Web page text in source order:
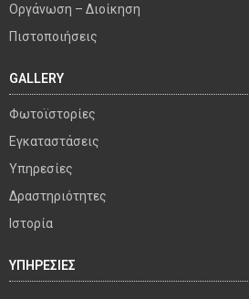
Οργάνωση – Διοίκηση
Πιστοποιήσεις
GALLERY
Φωτοϊστορίες
Εγκαταστάσεις
Υπηρεσίες
Δραστηριότητες
Ιστορία
ΥΠΗΡΕΣΙΕΣ